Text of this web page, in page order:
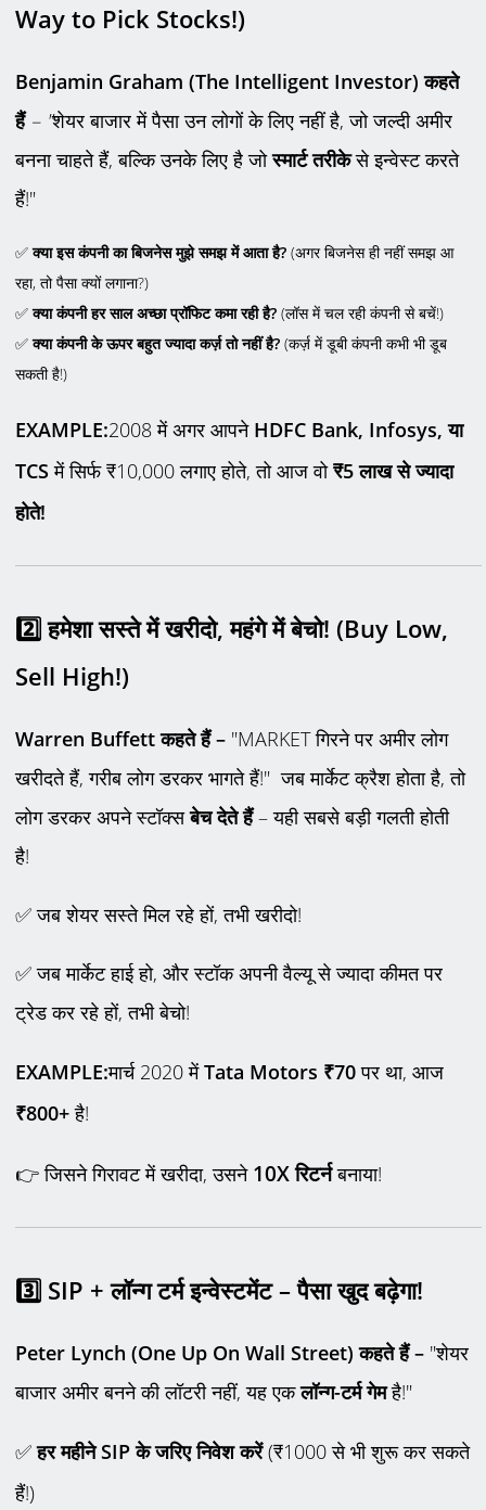
Way to Pick Stocks!)
Benjamin Graham (The Intelligent Investor)कहते
हैं – "शेयर बाजार में पैसा उन लोगों के लिए नहीं है, जो जल्दी अमीर
बनना चाहते हैं, बल्कि उनके लिए है जोस्मार्ट तरीकेसे इन्वेस्ट करते
हैं!"
✅क्या इस कंपनी का बिजनेस मुझे समझ में आता है? (अगर बिजनेस ही नहीं समझ आ
रहा, तो पैसा क्यों लगाना?)
✅क्या कंपनी हर साल अच्छा प्रॉफिट कमा रही है? (लॉस में चल रही कंपनी से बचें!)
✅क्या कंपनी के ऊपर बहुत ज्यादा कर्ज़ तो नहीं है? (कर्ज़ में डूबी कंपनी कभी भी डूब
सकती है!)
EXAMPLE:2008 में अगर आपने HDFC Bank, Infosys,या
TCS में सिर्फ ₹10,000 लगाए होते, तो आज वो₹5लाख से ज्यादा
होते!
2️ हमेशा सस्ते में खरीदो,महंगे में बेचो! (Buy Low,
Sell High!)
Warren Buffett कहते हैं – "MARKET गिरने पर अमीर लोग
खरीदते हैं, गरीब लोग डरकर भागते हैं!" जब मार्केट क्रैश होता है, तो
लोग डरकर अपने स्टॉक्सबेच देते हैं– यही सबसे बड़ी गलती होती
है!
✅जब शेयर सस्ते मिल रहे हों,तभी खरीदो!
✅ जब मार्केट हाई हो, और स्टॉक अपनी वैल्यू से ज्यादा कीमत पर
ट्रेड कर रहे हों, तभी बेचो!
EXAMPLE:मार्च 2020 मेंTata Motors ₹70पर था, आज
₹800+है!
👉 जिसने गिरावट में खरीदा, उसने 10Xरिटर्नबनाया!
3️ SIP +लॉन्ग टर्म इन्वेस्टमेंट – पैसा खुद बढ़ेगा!
Peter Lynch (One Up On Wall Street) कहते हैं – "शेयर
बाजार अमीर बनने की लॉटरी नहीं, यह एकलॉन्ग-टर्म गेमहै!"
✅हर महीनेSIPके जरिए निवेश करें(₹1000 से भी शुरू कर सकते
हैं!)